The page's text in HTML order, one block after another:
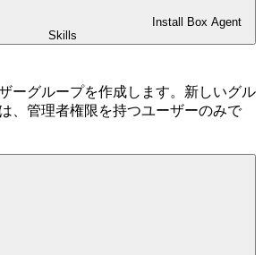
Install Box Agent
Skills
ーグループを作成します。新しいグル
、管理者権限を持つユーザーのみで